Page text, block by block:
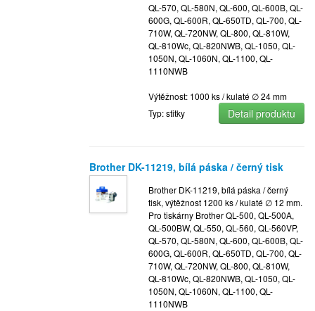
QL-570, QL-580N, QL-600, QL-600B, QL-
600G, QL-600R, QL-650TD, QL-700, QL-
710W, QL-720NW, QL-800, QL-810W,
QL-810Wc, QL-820NWB, QL-1050, QL-
1050N, QL-1060N, QL-1100, QL-
1110NWB
Výtěžnost: 1000 ks / kulaté ∅ 24 mm
Typ: stitky
Detail produktu
Brother DK-11219, bílá páska / černý tisk
Brother DK-11219, bílá páska / černý
tisk, výtěžnost 1200 ks / kulaté ∅ 12 mm.
Pro tiskárny Brother QL-500, QL-500A,
QL-500BW, QL-550, QL-560, QL-560VP,
QL-570, QL-580N, QL-600, QL-600B, QL-
600G, QL-600R, QL-650TD, QL-700, QL-
710W, QL-720NW, QL-800, QL-810W,
QL-810Wc, QL-820NWB, QL-1050, QL-
1050N, QL-1060N, QL-1100, QL-
1110NWB